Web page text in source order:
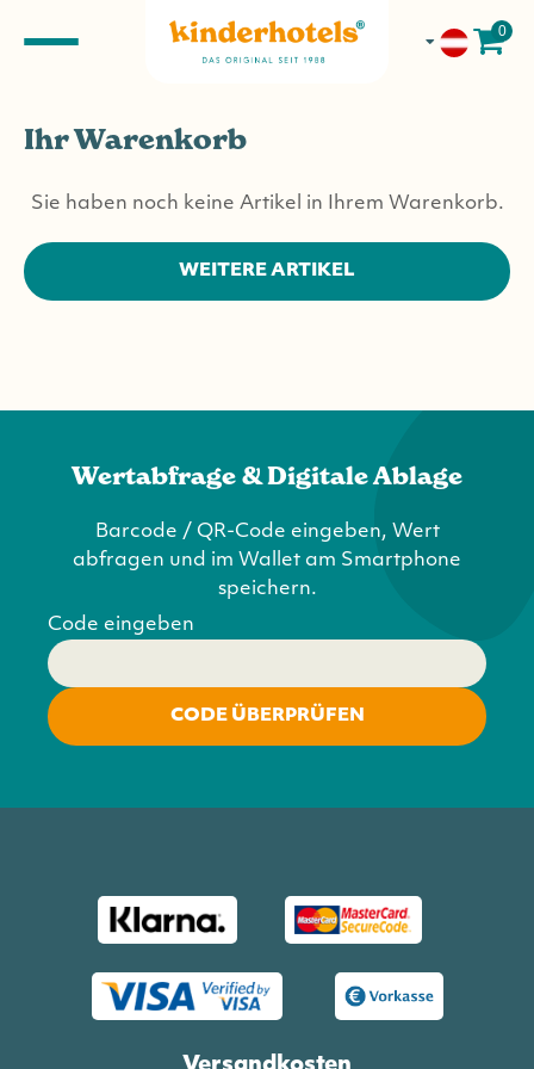
0
Ihr Warenkorb
Sie haben noch keine Artikel in Ihrem Warenkorb.
WEITERE ARTIKEL
Wertabfrage & Digitale Ablage
Barcode / QR-Code eingeben, Wert
abfragen und im Wallet am Smartphone
speichern.
Code eingeben
CODE ÜBERPRÜFEN